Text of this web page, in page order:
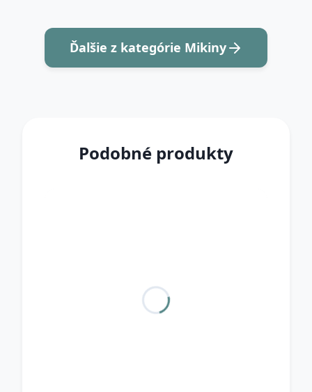
Ďalšie z kategórie Mikiny
Podobné produkty